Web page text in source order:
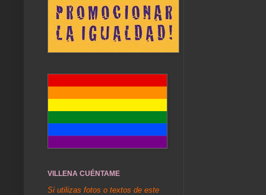
VILLENA CUÉNTAME
Si utilizas fotos o textos de este